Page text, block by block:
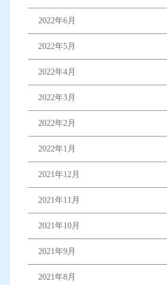
2022年6月
2022年5月
2022年4月
2022年3月
2022年2月
2022年1月
2021年12月
2021年11月
2021年10月
2021年9月
2021年8月